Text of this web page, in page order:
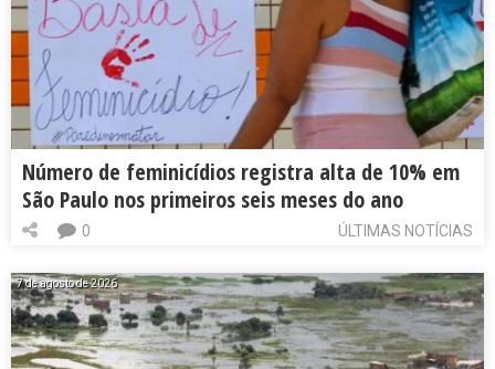
Número de feminicídios registra alta de 10% em
São Paulo nos primeiros seis meses do ano
ÚLTIMAS NOTÍCIAS
0
7 de agosto de 2026